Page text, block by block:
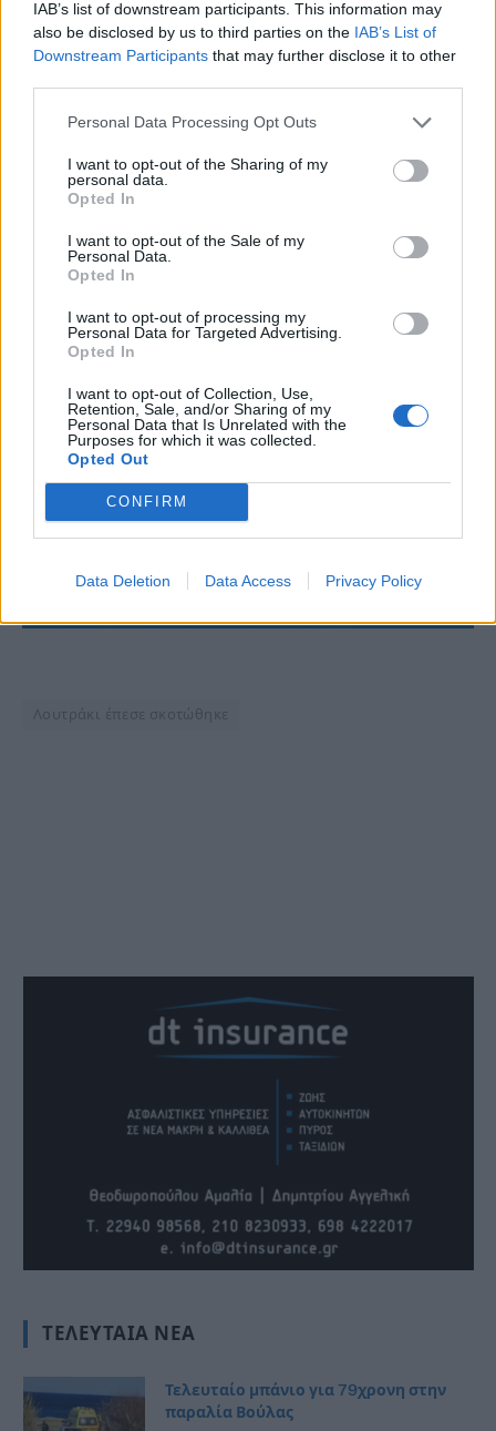
IAB’s list of downstream participants. This information may
also be disclosed by us to third parties on the IAB’s List of
Downstream Participants that may further disclose it to other
Personal Data Processing Opt Outs
I want to opt-out of the Sharing of my
personal data.
Opted In
I want to opt-out of the Sale of my
Personal Data.
Opted In
I want to opt-out of processing my
Personal Data for Targeted Advertising.
Opted In
I want to opt-out of Collection, Use,
Retention, Sale, and/or Sharing of my
Personal Data that Is Unrelated with the
Purposes for which it was collected.
Opted Out
CONFIRM
Data Deletion Data Access Privacy Policy
Λουτράκι έπεσε σκοτώθηκε
ΤΕΛΕΥΤΑΊΑ ΝΈΑ
Τελευταίο μπάνιο για 79χρονη στην
παραλία Βούλας